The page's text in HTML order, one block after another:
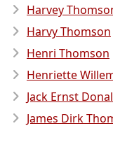
Harvey
Harvy Thomson
Henri Thomson
Henriette
Jack Ernst
James Dirk